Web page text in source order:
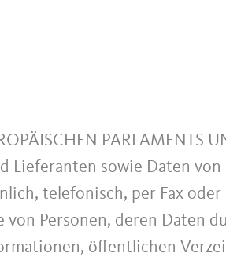
PARLAMENTS
Lieferanten sowie Daten
telefonisch, per Fax
Personen, deren Daten
öffentlichen